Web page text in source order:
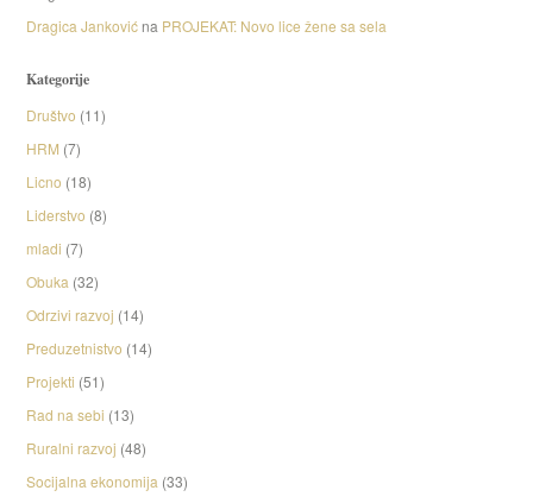
Dragica Jankovićna PROJEKAT: Novo lice žene sa sela
Kategorije
Društvo (11)
HRM (7)
Licno (18)
Liderstvo (8)
mladi (7)
Obuka (32)
Odrzivi razvoj (14)
Preduzetnistvo (14)
Projekti (51)
Rad na sebi (13)
Ruralni razvoj (48)
Socijalna ekonomija (33)